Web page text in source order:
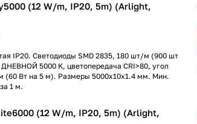
(12 W/m, IP20, 5m) (Arlight,
IP20. Светодиоды SMD 2835, 180 шт/м (900 шт
5000 K, цветопередача CRI>80, угол
(60 Вт на 5 м). Размеры 5000x10x1.4 мм. Мин.
1 м.
(12 W/m, IP20, 5m) (Arlight,